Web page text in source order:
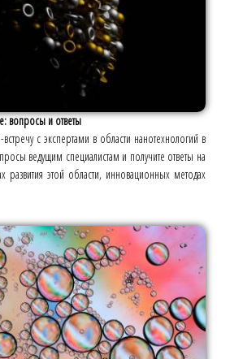
вопросы и ответы
с экспертами в области нанотехнологий в
ведущим специалистам и получите ответы на
развития этой области, инновационных методах